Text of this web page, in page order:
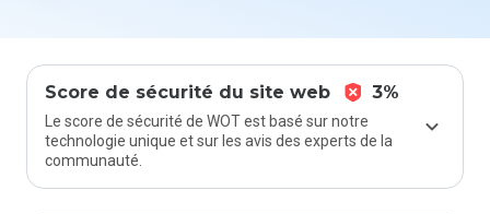
Score de sécurité du site web 3%
Le score de sécurité de WOT est basé sur notre
technologie unique et sur les avis des experts de la
communauté.